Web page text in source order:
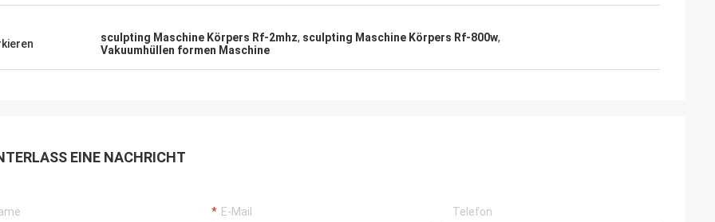
sculpting Maschine Körpers Rf-2mhz, sculpting Maschine Körpers Rf-800w,
Vakuumhüllen formen Maschine
EINE NACHRICHT